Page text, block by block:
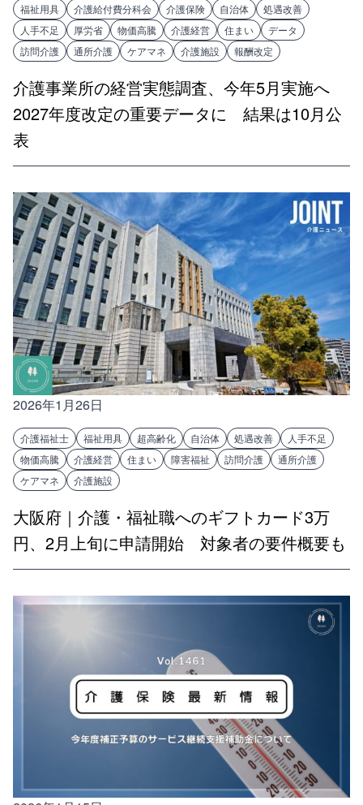
福祉用具 介護給付費分科会 介護保険 自治体
処遇改善
人手不足
厚労省 物価高騰 介護経営 住まい
データ
訪問介護
通所介護 ケアマネ 介護施設 報酬改定
介護事業所の経営実態調査、今年5月実施へ
2027年度改定の重要データに 結果は10月公
表
2026年1月26日
介護福祉士 福祉用具 超高齢化 自治体 処遇改善
人手不足
物価高騰
介護経営 住まい 障害福祉 訪問介護
通所介護
ケアマネ
介護施設
大阪府｜介護・福祉職へのギフトカード3万
円、2月上旬に申請開始 対象者の要件概要も